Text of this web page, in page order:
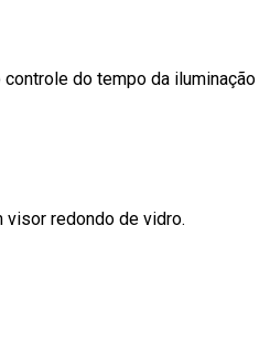
do tempo da iluminação
visor redondo de vidro.